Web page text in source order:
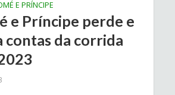
E PRÍNCIPE
e Príncipe perde e
contas da corrida